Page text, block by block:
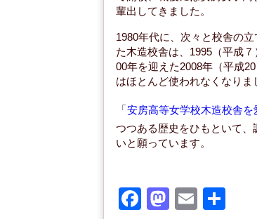
輩出してきました。
1980年代に、次々と校舎の
た木造校舎は、1995（平成
00年を迎えた2008年（平成
はほとんど使われなくなりま
「 安房高等女学校木造校舎を
つつある歴史をひもといて
いと願っています。
F
M
E